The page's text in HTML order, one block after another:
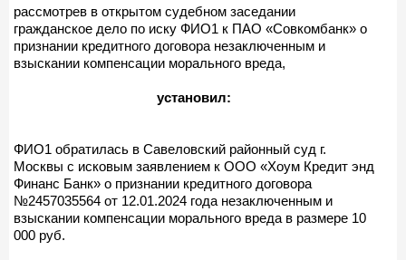
рассмотрев в открытом судебном заседании
гражданское дело по иску ФИО1 к ПАО «Совкомбанк» о
признании кредитного договора незаключенным и
взыскании компенсации морального вреда,
установил:
ФИО1 обратилась в Савеловский районный суд г.
Москвы с исковым заявлением к ООО «Хоум Кредит энд
Финанс Банк» о признании кредитного договора
№2457035564 от 12.01.2024 года незаключенным и
взыскании компенсации морального вреда в размере 10
000 руб.